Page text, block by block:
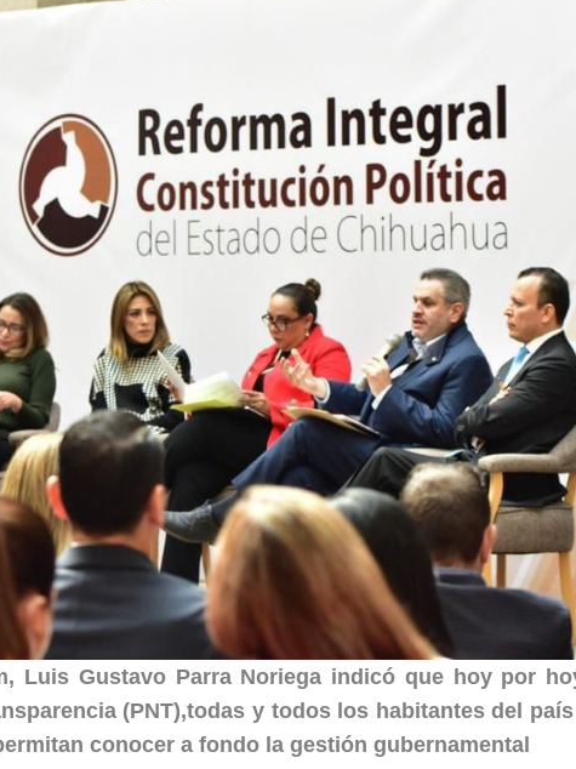
Luis Gustavo Parra Noriega indicó que hoy por
(PNT),todas y todos los habitantes del
conocer a fondo la gestión gubernamental